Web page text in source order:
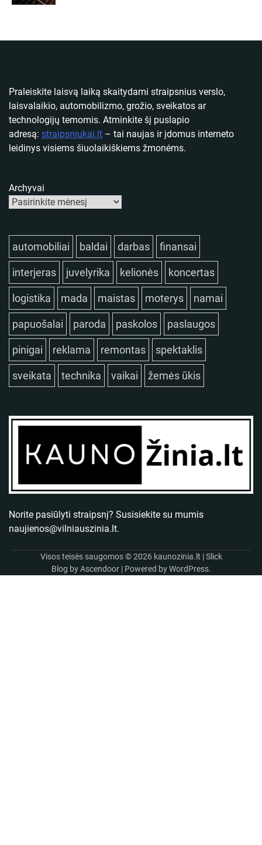
Praleiskite laisvą laiką skaitydami straipsnius verslo,
laisvalaikio, automobilizmo, grožio, sveikatos ar
technologijų temomis. Atminkite šį puslapio
adresą: straipsniukai.lt – tai naujas ir įdomus interneto
leidinys visiems šiuolaikiškiems žmonėms.
Archyvai
automobiliai baldai darbas finansai
interjeras juvelyrika kelionės koncertas
logistika mada maistas moterys namai
papuošalai paroda paskolos paslaugos
pinigai reklama remontas spektaklis
sveikata technika vaikai žemės ūkis
Norite pasiūlyti straipsnį? Susisiekite su mumis
naujienos@vilniauszinia.lt.
Visos teisės saugomos © 2026 kaunozinia.lt | Slick
Blog byAscendoor| Powered byWordPress.